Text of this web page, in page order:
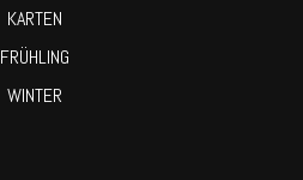
KARTEN
FRÜHLING
WINTER